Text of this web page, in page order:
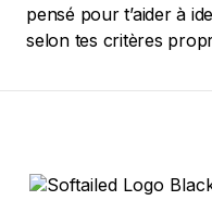
pensé pour t’aider à
selon tes critères